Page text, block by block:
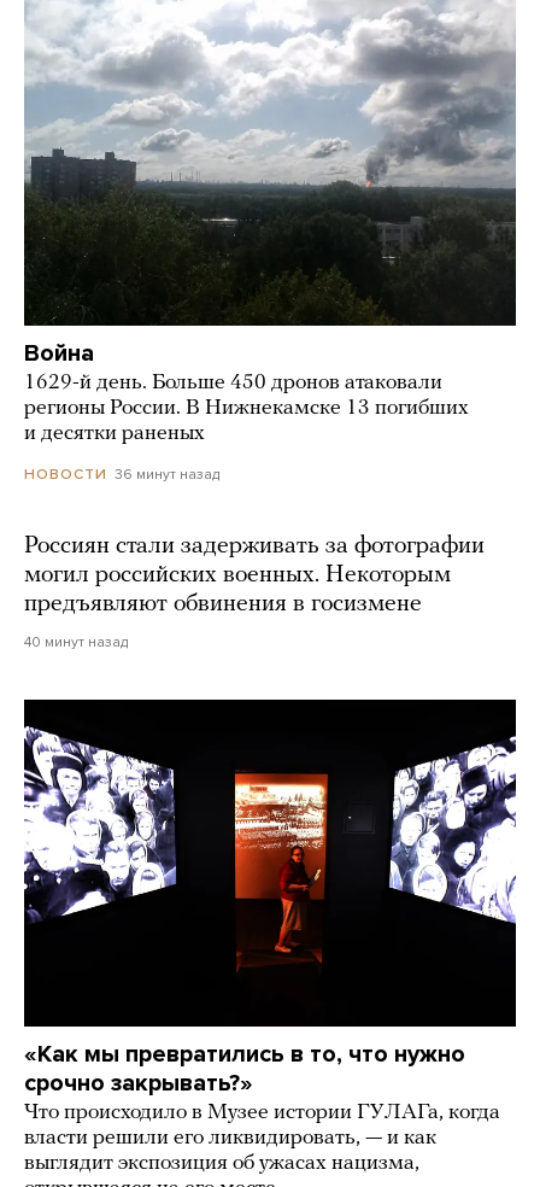
Война
1629-й день. Больше 450 дронов атаковали
регионы России. В Нижнекамске 13 погибших
и десятки раненых
НОВОСТИ 36 минут назад
Россиян стали задерживать за фотографии
могил российских военных. Некоторым
предъявляют обвинения в госизмене
40 минут назад
«Как мы превратились в то, что нужно
срочно закрывать?»
Что происходило в Музее истории ГУЛАГа, когда
власти решили его ликвидировать, — и как
выглядит экспозиция об ужасах нацизма,